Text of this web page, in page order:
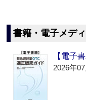
書籍・電子メデ
【電子
2026年